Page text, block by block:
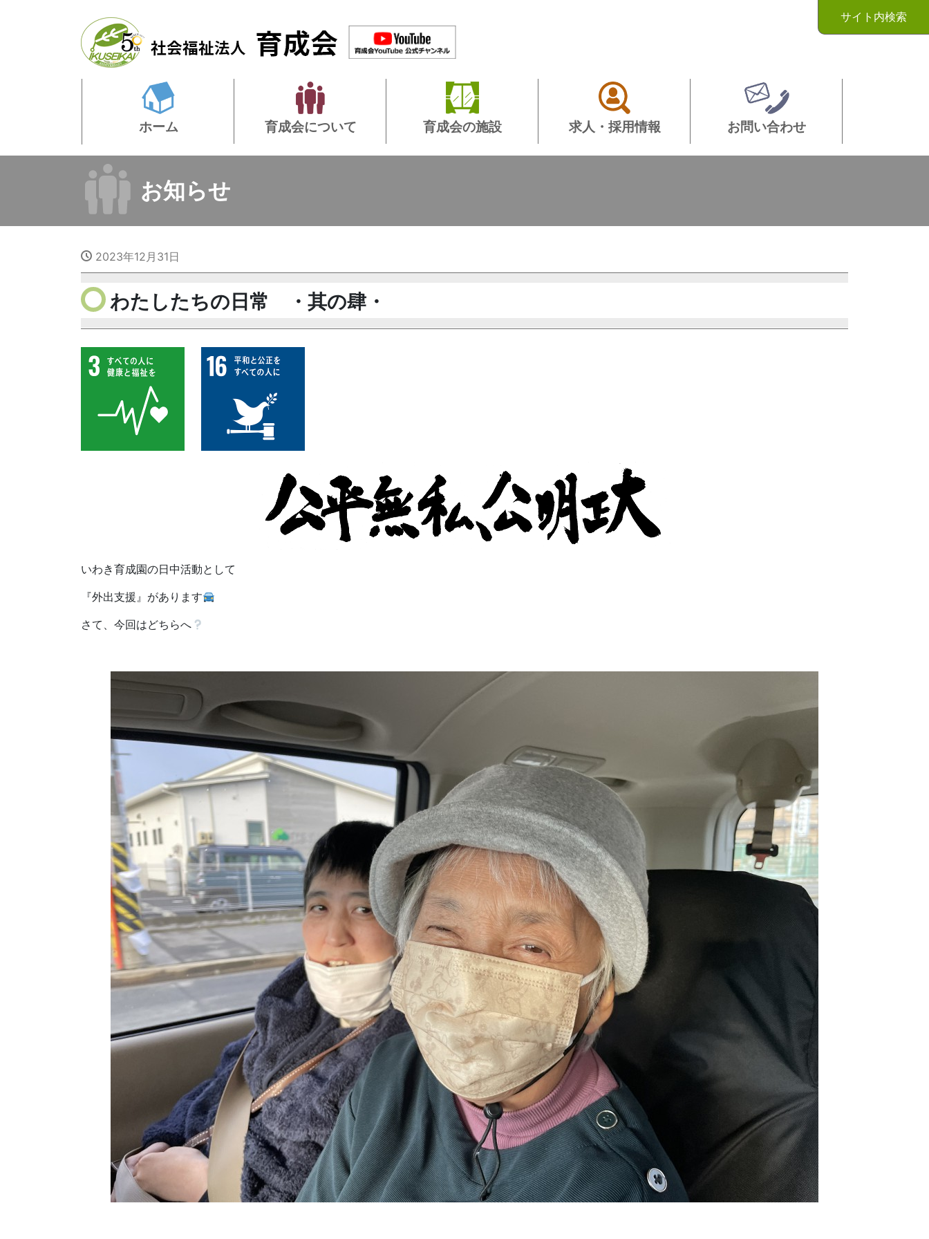
ホーム 育成会について 育成会の施設 求人・採用情報 お問い合わせ
お知らせ
2023年12月31日
わたしたちの日常 ・其の肆・
いわき育成園の日中活動として
『外出支援』があります
さて、今回はどちらへ
サイト内検索